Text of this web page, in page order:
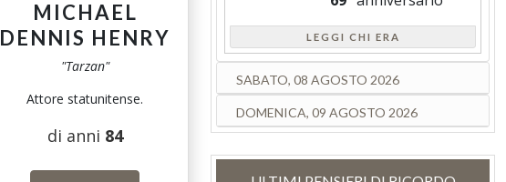
MICHAEL
DENNIS HENRY
"Tarzan"
Attore statunitense.
di anni 84
LEGGI CHI ERA
SABATO, 08 AGOSTO 2026
DOMENICA, 09 AGOSTO 2026